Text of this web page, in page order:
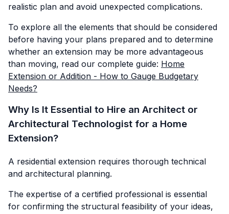
realistic plan and avoid unexpected complications.
To explore all the elements that should be considered
before having your plans prepared and to determine
whether an extension may be more advantageous
than moving, read our complete guide: Home
Extension or Addition - How to Gauge Budgetary
Needs?
Why Is It Essential to Hire an Architect or
Architectural Technologist for a Home
Extension?
A residential extension requires thorough technical
and architectural planning.
The expertise of a certified professional is essential
for confirming the structural feasibility of your ideas,